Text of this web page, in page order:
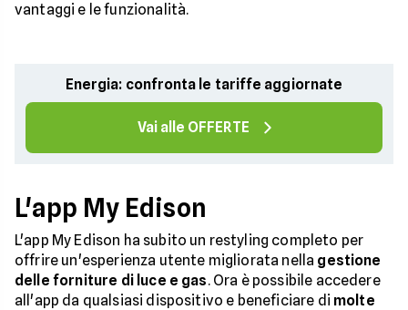
vantaggi e le funzionalità.
Energia: confronta le tariffe aggiornate
Vai alle OFFERTE
L'app My Edison
L'app My Edison ha subito un restyling completo per
offrire un'esperienza utente migliorata nella gestione
delle forniture di luce e gas. Ora è possibile accedere
all'app da qualsiasi dispositivo e beneficiare di molte